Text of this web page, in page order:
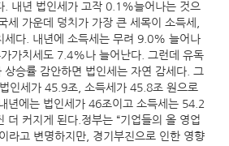
. 내년 법인세가 고작 0.1%늘어나는 것으
세 가운데 덩치가 가장 큰 세목이 소득세,
세다. 내년에 소득세는 무려 9.0% 늘어나
가치세도 7.4%나 늘어난다. 그런데 유독
승률 감안하면 법인세는 자연 감세다. 그
인세가 45.9조, 소득세가 45.8조 원으로
년에는 법인세가 46조이고 소득세는 54.2
더 커지게 된다.정부는 “기업들의 올 영업
라고 변명하지만, 경기부진으로 인한 영향